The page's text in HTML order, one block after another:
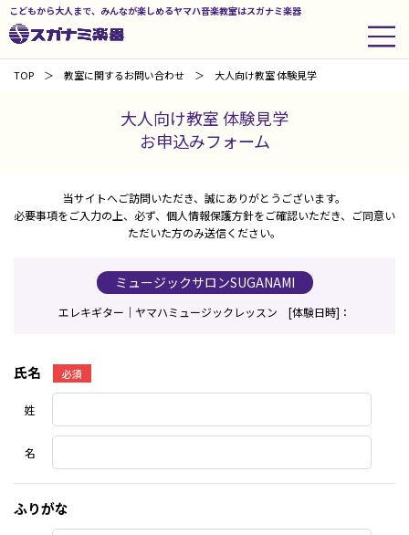
こどもから大人まで、みんなが楽しめるヤマハ音楽教室はスガナミ楽器
TOP 教室に関するお問い合わせ 大人向け教室 体験見学
大人向け教室 体験見学
お申込みフォーム
当サイトへご訪問いただき、誠にありがとうございます。
必要事項をご入力の上、必ず、個人情報保護方針をご確認いただき、ご同意い
ただいた方のみ送信ください。
ミュージックサロンSUGANAMI
エレキギター｜ヤマハミュージックレッスン [体験日時]：
氏名 必須
姓
名
ふりがな